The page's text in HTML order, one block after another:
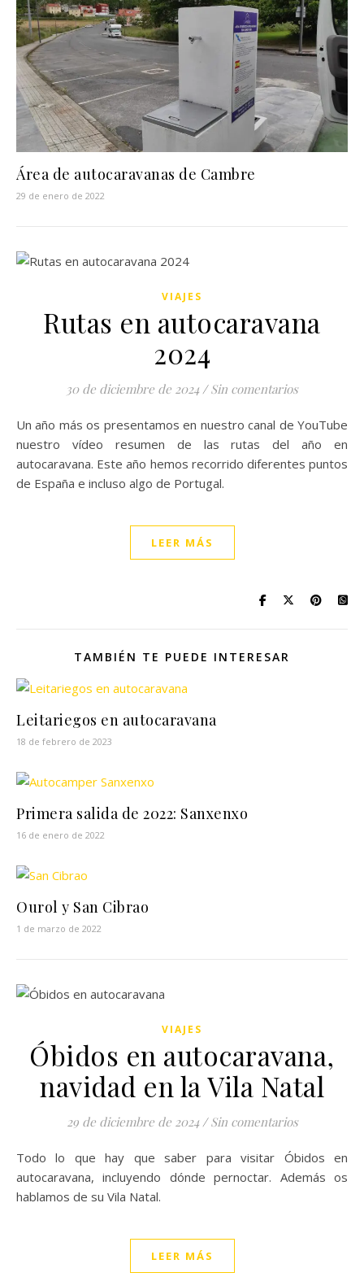
Área de autocaravanas de Cambre
29 de enero de 2022
VIAJES
Rutas en autocaravana
2024
30 de diciembre de 2024 / Sin comentarios
Un año más os presentamos en nuestro canal de YouTube
nuestro vídeo resumen de las rutas del año en
autocaravana. Este año hemos recorrido diferentes puntos
de España e incluso algo de Portugal.
LEER MÁS
TAMBIÉN TE PUEDE INTERESAR
Leitariegos en autocaravana
18 de febrero de 2023
Primera salida de 2022: Sanxenxo
16 de enero de 2022
Ourol y San Cibrao
1 de marzo de 2022
VIAJES
Óbidos en autocaravana,
navidad en la Vila Natal
29 de diciembre de 2024 / Sin comentarios
Todo lo que hay que saber para visitar Óbidos en
autocaravana, incluyendo dónde pernoctar. Además os
hablamos de su Vila Natal.
LEER MÁS